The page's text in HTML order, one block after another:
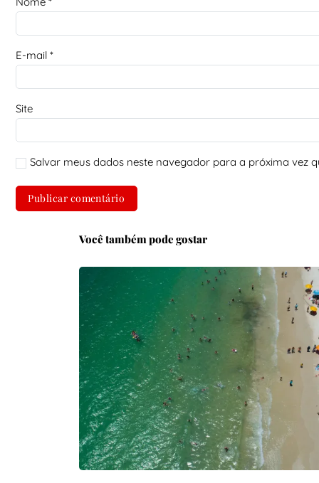
E-mail *
Site
Salvar meus dados neste navegador para a próxima vez
Você também pode gostar